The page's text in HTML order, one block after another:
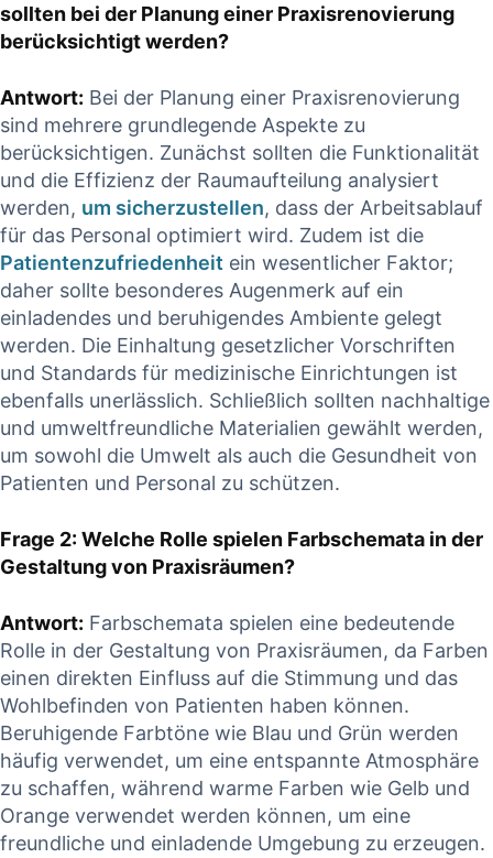
sollten bei der Planung einer Praxisrenovierung
berücksichtigt werden?
Antwort: Bei der Planung einer Praxisrenovierung
sind mehrere grundlegende Aspekte zu
berücksichtigen. Zunächst sollten die Funktionalität
und die Effizienz der Raumaufteilung analysiert
werden, um sicherzustellen, dass der Arbeitsablauf
für das Personal optimiert wird. Zudem ist die
Patientenzufriedenheit ein wesentlicher Faktor;
daher sollte besonderes Augenmerk auf ein
einladendes und beruhigendes Ambiente gelegt
werden. Die Einhaltung gesetzlicher Vorschriften
und Standards für medizinische Einrichtungen ist
ebenfalls unerlässlich. Schließlich sollten nachhaltige
und umweltfreundliche Materialien gewählt werden,
um sowohl die Umwelt als auch die Gesundheit von
Patienten und Personal zu schützen.
Frage 2: Welche Rolle spielen Farbschemata in der
Gestaltung von Praxisräumen?
Antwort: Farbschemata spielen eine bedeutende
Rolle in der Gestaltung von Praxisräumen, da Farben
einen direkten Einfluss auf die Stimmung und das
Wohlbefinden von Patienten haben können.
Beruhigende Farbtöne wie Blau und Grün werden
häufig verwendet, um eine entspannte Atmosphäre
zu schaffen, während warme Farben wie Gelb und
Orange verwendet werden können, um eine
freundliche und einladende Umgebung zu erzeugen.